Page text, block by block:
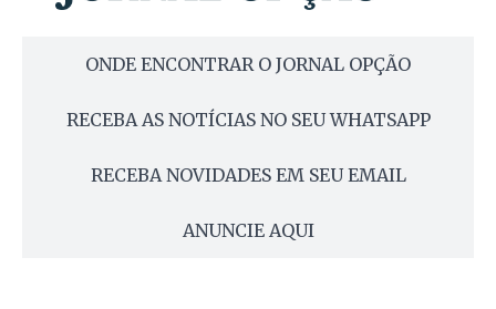
ONDE ENCONTRAR O JORNAL OPÇÃO
RECEBA AS NOTÍCIAS NO SEU WHATSAPP
RECEBA NOVIDADES EM SEU EMAIL
ANUNCIE AQUI